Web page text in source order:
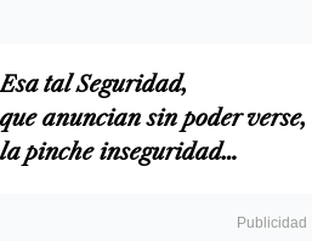
Esa tal Segu­ri­dad,
que anun­cian sin poder verse,
la pin­che inse­gu­ri­dad…